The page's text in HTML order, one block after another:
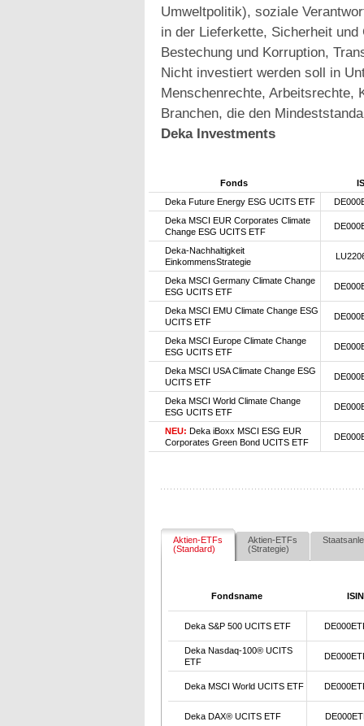
Umweltpolitik), soziale
in der Lieferkette, Sicherheit
Bestechung und Korruption,
Nicht investiert werden soll in
Menschenrechte, Arbeitsrechte,
Branchen, die den
Deka Investments
Fonds
Deka Future Energy ESG UCITS ETF
Deka MSCI EUR Corporates Climate
Change ESG UCITS ETF
Deka-Nachhaltigkeit
EinkommensStrategie
Deka MSCI Germany Climate Change
ESG UCITS ETF
Deka MSCI EMU Climate Change ESG
UCITS ETF
Deka MSCI Europe Climate Change
ESG UCITS ETF
Deka MSCI USA Climate Change ESG
UCITS ETF
Deka MSCI World Climate Change
ESG UCITS ETF
NEU: Deka iBoxx MSCI ESG EUR
Corporates Green Bond UCITS ETF
Aktien-ETFs
(Standard)
Aktien-ETFs
(Strategie)
Fondsname ISIN
Deka S&P 500 UCITS ETF
Deka Nasdaq-100® UCITS
ETF
Deka MSCI World UCITS ETF
Deka DAX® UCITS ETF